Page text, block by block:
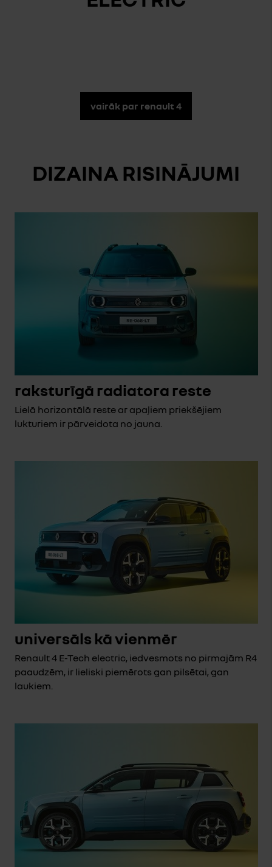
vairāk par renault 4
DIZAINA RISINĀJUMI
raksturīgā radiatora reste
Lielā horizontālā reste ar apaļiem priekšējiem
lukturiem ir pārveidota no jauna.
universāls kā vienmēr
Renault 4 E-Tech electric, iedvesmots no pirmajām R4
paaudzēm, ir lieliski piemērots gan pilsētai, gan
laukiem.